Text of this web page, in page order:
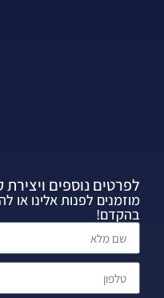
לפרטים נוספים
מוזמנים לפנות אלינו או
בהקדם!